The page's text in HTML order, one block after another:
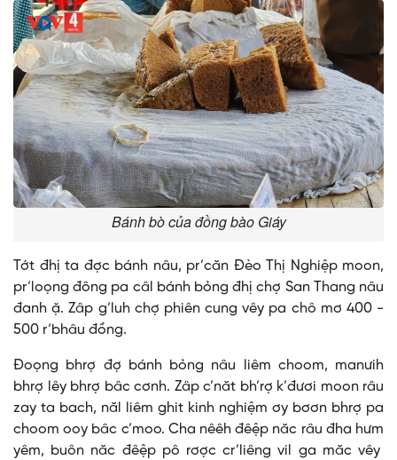
Bánh bò của đồng bào Giáy
Tớt đhị ta đợc bánh nâu, pr’căn Đèo Thị Nghiệp moon,
pr’loọng đông pa câl bánh bỏng đhị chợ San Thang nâu
đanh ặ. Zâp g’luh chợ phiên cung vêy pa chô mơ 400 -
500 r’bhâu đồng.
Đoọng bhrợ đợ bánh bỏng nâu liêm choom, manưih
bhrợ lêy bhrợ bâc cơnh. Zâp c’năt bh’rợ k’đươi moon râu
zay ta bach, năl liêm ghit kinh nghiệm ơy bơơn bhrợ pa
choom ooy bâc c’moo. Cha nêêh đêệp năc râu đha hưm
yêm, buôn năc đêệp pô rơợc cr’liêng vil ga măc vêy